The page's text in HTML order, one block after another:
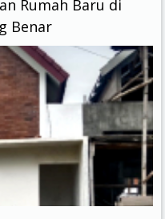
Rumah Baru di
Benar